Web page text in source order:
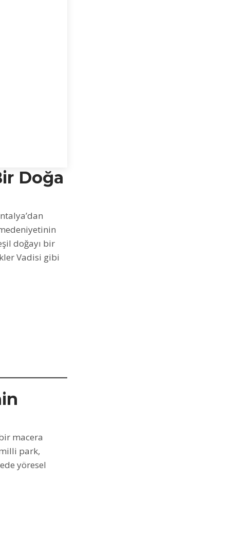
Doğa
doğayı bir
Vadisi gibi
macera
park,
yöresel